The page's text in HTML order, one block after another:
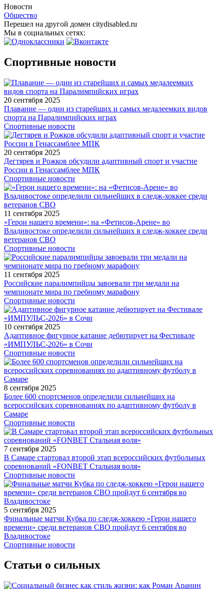
Новости
Общество
Перешел на другой домен citydisabled.ru
Мы в социальных сетях:
Спортивные новости
20 сентября 2025
Плавание — один из старейших и самых медалеемких видов
спорта на Паралимпийских играх
Спортивные новости
20 сентября 2025
Дегтярев и Рожков обсудили адаптивный спорт и участие
России в Генассамблее МПК
Спортивные новости
11 сентября 2025
«Герои нашего времени»: на «Фетисов-Арене» во
Владивостоке определили сильнейших в следж-хоккее среди
ветеранов СВО
Спортивные новости
11 сентября 2025
Российские паралимпийцы завоевали три медали на
чемпионате мира по гребному марафону
Спортивные новости
10 сентября 2025
Адаптивное фигурное катание дебютирует на Фестивале
«ИМПУЛЬС-2026» в Сочи
Спортивные новости
8 сентября 2025
Более 600 спортсменов определили сильнейших на
всероссийских соревнованиях по адаптивному футболу в
Самаре
Спортивные новости
7 сентября 2025
В Самаре стартовал второй этап всероссийских футбольных
соревнований «FONBET Стальная воля»
Спортивные новости
5 сентября 2025
Финальные матчи Кубка по следж-хоккею «Герои нашего
времени» среди ветеранов СВО пройдут 6 сентября во
Владивостоке
Спортивные новости
Статьи о сильных